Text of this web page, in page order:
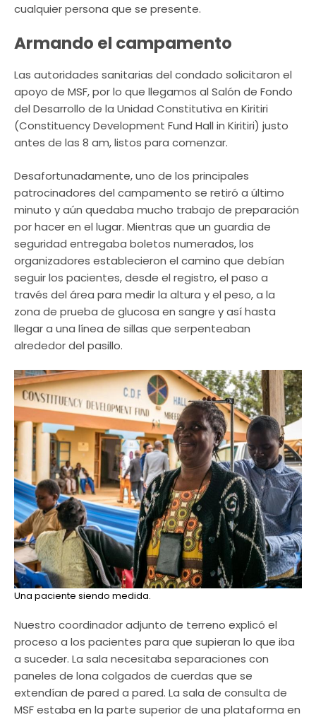
cualquier persona que se presente.
Armando el campamento
Las autoridades sanitarias del condado solicitaron el
apoyo de MSF, por lo que llegamos al Salón de Fondo
del Desarrollo de la Unidad Constitutiva en Kiritiri
(Constituency Development Fund Hall in Kiritiri) justo
antes de las 8 am, listos para comenzar.
Desafortunadamente, uno de los principales
patrocinadores del campamento se retiró a último
minuto y aún quedaba mucho trabajo de preparación
por hacer en el lugar. Mientras que un guardia de
seguridad entregaba boletos numerados, los
organizadores establecieron el camino que debían
seguir los pacientes, desde el registro, el paso a
través del área para medir la altura y el peso, a la
zona de prueba de glucosa en sangre y así hasta
llegar a una línea de sillas que serpenteaban
alrededor del pasillo.
Una paciente siendo medida.
Nuestro coordinador adjunto de terreno explicó el
proceso a los pacientes para que supieran lo que iba
a suceder. La sala necesitaba separaciones con
paneles de lona colgados de cuerdas que se
extendían de pared a pared. La sala de consulta de
MSF estaba en la parte superior de una plataforma en